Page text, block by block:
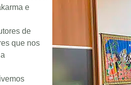
e
de
que nos